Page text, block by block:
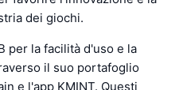
dei giochi.
per la facilità d'uso e la
il suo portafoglio
e l'app KMINT. Questi